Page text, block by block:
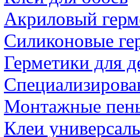
Акриловый
Силиконовые
Герметики для
Монтажные
Клеи